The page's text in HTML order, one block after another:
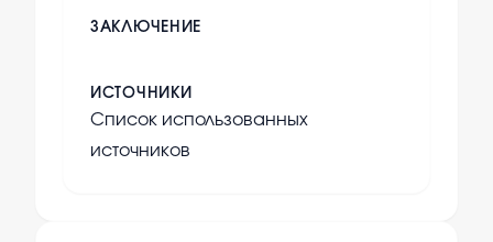
ЗАКЛЮЧЕНИЕ
ИСТОЧНИКИ
Список использованных
источников